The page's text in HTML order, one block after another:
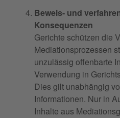
Beweis- und
Konsequenzen
Gerichte schützen die
Mediationsprozessen
unzulässig offenbarte
Verwendung in
Dies gilt unabhängig
Informationen. Nur in
Inhalte aus